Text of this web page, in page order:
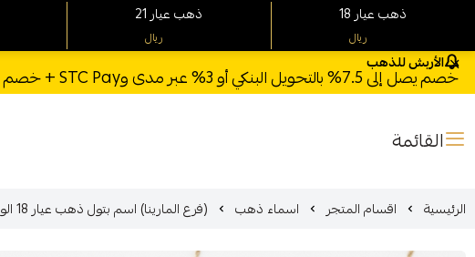
الأربش للذهب
خصم يصل إلى 7.5% بالتحويل البنكي أو 3% عبر مدى وSTC Pay + خصم بكود **X123** وشحن مجاني للطلبات فوق 1000 ريال
القائمة
الرئيسية اقسام المتجر اسماء ذهب (فرع المارينا) اسم بتول ذهب عيار 18 الوزن 3.42 جرام تقريبا
21 ذهب عيار
ريال
18 ذهب عيار
ريال